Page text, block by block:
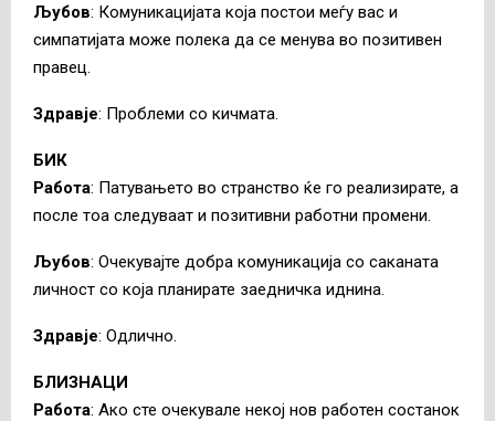
Љубов: Комуникацијата која постои меѓу вас и
симпатијата може полека да се менува во позитивен
правец.
Здравје: Проблеми со кичмата.
БИК
Работа: Патувањето во странство ќе го реализирате, а
после тоа следуваат и позитивни работни промени.
Љубов: Очекувајте добра комуникација со саканата
личност со која планирате заедничка иднина.
Здравје: Одлично.
БЛИЗНАЦИ
Работа: Ако сте очекувале некој нов работен состанок